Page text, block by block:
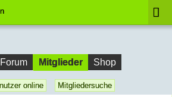
Forum Mitglieder Shop
online Mitgliedersuche